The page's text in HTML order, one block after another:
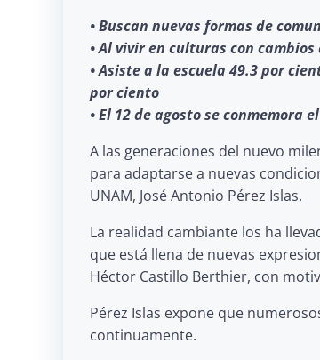
• Buscan nuevas formas de
• Al vivir en culturas con
• Asiste a la escuela 49.3 por
por ciento
• El 12 de agosto se conmemora
A las generaciones del nuevo
para adaptarse a nuevas
UNAM, José Antonio Pérez Islas.
La realidad cambiante los ha
que está llena de nuevas
Héctor Castillo Berthier, con
Pérez Islas expone que
continuamente.